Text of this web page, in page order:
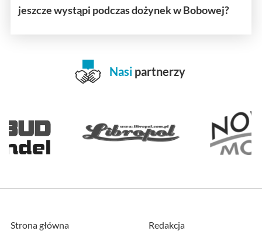
jeszcze wystąpi podczas dożynek w Bobowej?
Nasi partnerzy
Strona główna
Redakcja